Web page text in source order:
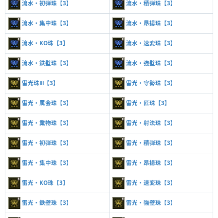
流水・初弾珠【3】 流水・積弾珠【3】
流水・集中珠【3】 流水・昂揚珠【3】
流水・KO珠【3】 流水・速変珠【3】
流水・鉄壁珠【3】 流水・強壁珠【3】
雷光珠Ⅲ【3】 雷光・守勢珠【3】
雷光・属会珠【3】 雷光・匠珠【3】
雷光・業物珠【3】 雷光・射法珠【3】
雷光・初弾珠【3】 雷光・積弾珠【3】
雷光・集中珠【3】 雷光・昂揚珠【3】
雷光・KO珠【3】 雷光・速変珠【3】
雷光・鉄壁珠【3】 雷光・強壁珠【3】